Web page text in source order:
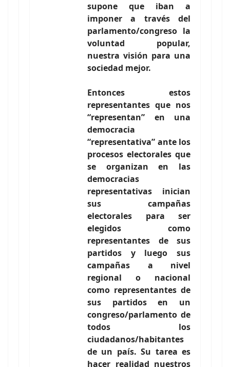
supone que iban a
imponer a través del
parlamento/congreso la
voluntad popular,
nuestra visión para una
sociedad mejor.
Entonces estos
representantes que nos
“representan” en una
democracia
“representativa” ante los
procesos electorales que
se organizan en las
democracias
representativas inician
sus campañas
electorales para ser
elegidos como
representantes de sus
partidos y luego sus
campañas a nivel
regional o nacional
como representantes de
sus partidos en un
congreso/parlamento de
todos los
ciudadanos/habitantes
de un país. Su tarea es
hacer realidad nuestros